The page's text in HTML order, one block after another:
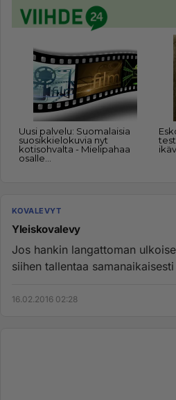
KOVALEVYT
Yleiskovalevy
Jos hankin langattoman
siihen tallentaa
16.02.2016 02:28